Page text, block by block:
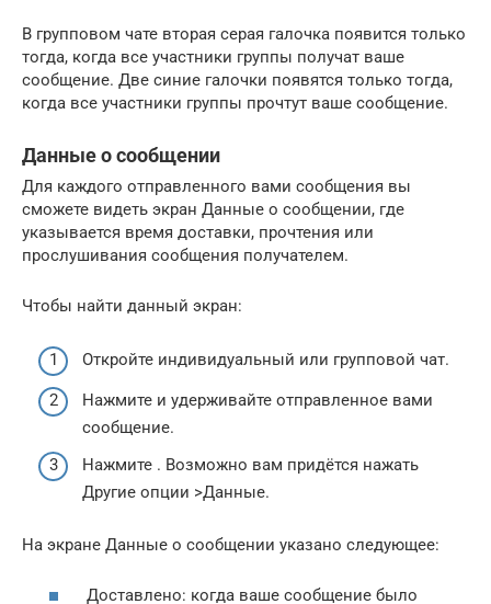
В групповом чате вторая серая галочка появится только
тогда, когда все участники группы получат ваше
сообщение. Две синие галочки появятся только тогда,
когда все участники группы прочтут ваше сообщение.
Данные о сообщении
Для каждого отправленного вами сообщения вы
сможете видеть экран Данные о сообщении, где
указывается время доставки, прочтения или
прослушивания сообщения получателем.
Чтобы найти данный экран:
Откройте индивидуальный или групповой чат.
Нажмите и удерживайте отправленное вами
сообщение.
Нажмите . Возможно вам придётся нажать
Другие опции >Данные.
На экране Данные о сообщении указано следующее:
Доставлено: когда ваше сообщение было